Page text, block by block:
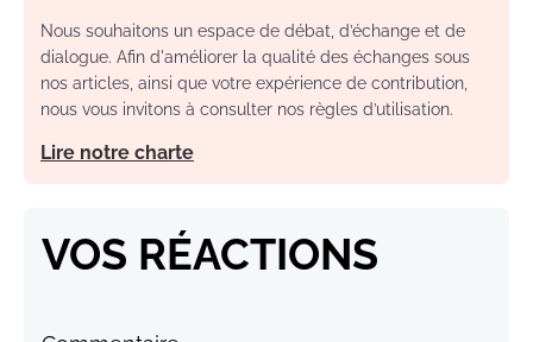
Nous souhaitons un espace de débat, d’échange et de
dialogue. Afin d'améliorer la qualité des échanges sous
nos articles, ainsi que votre expérience de contribution,
nous vous invitons à consulter nos règles d’utilisation.
Lire notre charte
VOS RÉACTIONS